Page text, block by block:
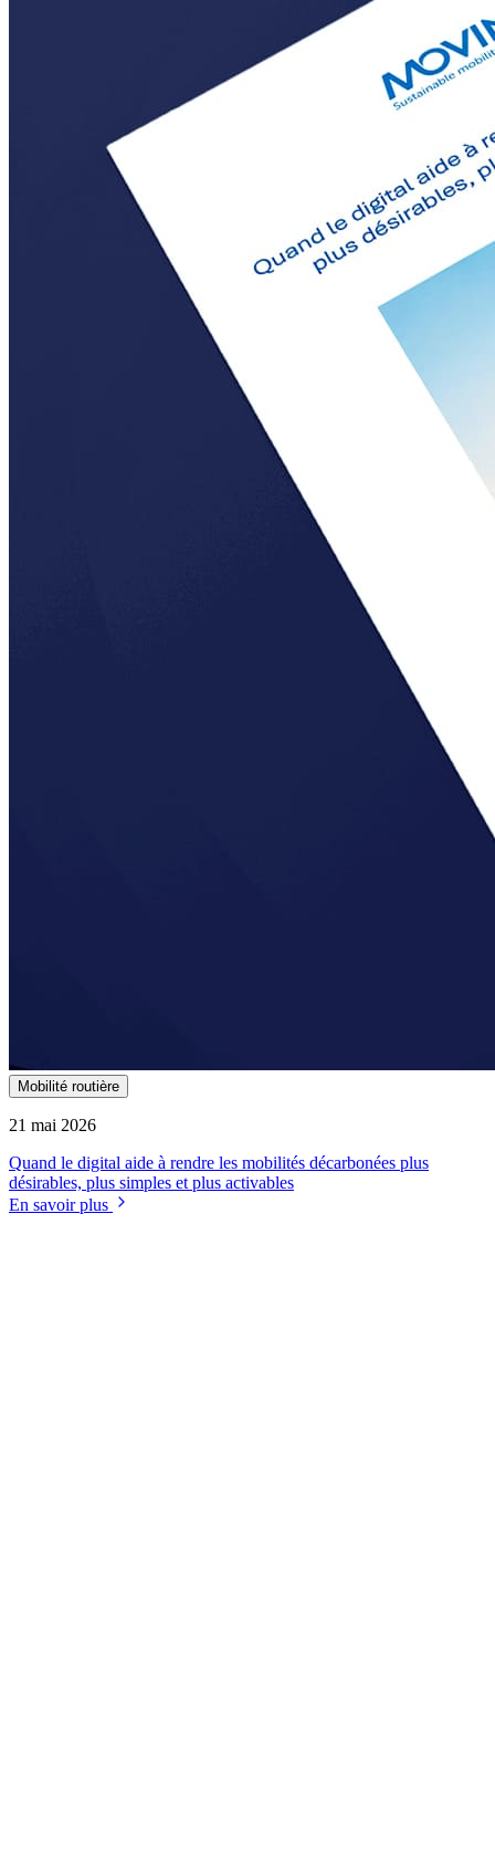
Mobilité routière
21 mai 2026
Quand le digital aide à rendre les mobilités décarbonées plus
désirables, plus simples et plus activables
En savoir plus